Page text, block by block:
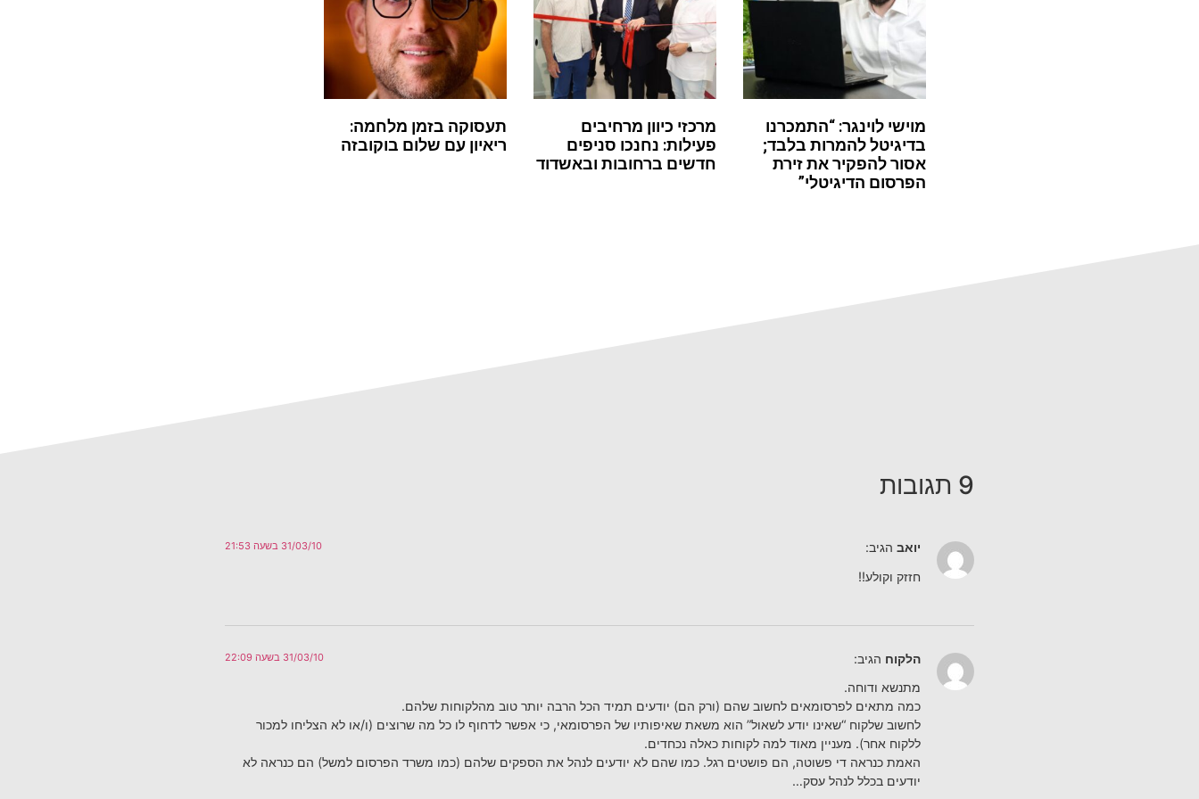
מוישי לוינגר: “התמכרנו
בדיגיטל להמרות בלבד;
אסור להפקיר את זירת
הפרסום הדיגיטלי”
מרכזי כיוון מרחיבים
פעילות: נחנכו סניפים
חדשים ברחובות ובאשדוד
תעסוקה בזמן מלחמה:
ריאיון עם שלום בוקובזה
9 תגובות
יואב הגיב: 31/03/10 בשעה 21:53
חזזק וקולע!!
הלקוח הגיב: 31/03/10 בשעה 22:09
מתנשא ודוחה.
כמה מתאים לפרסומאים לחשוב שהם (ורק הם) יודעים תמיד הכל הרבה יותר טוב מהלקוחות שלהם.
לחשוב שלקוח “שאינו יודע לשאול” הוא משאת שאיפותיו של הפרסומאי, כי אפשר לדחוף לו כל מה שרוצים (ו/או לא הצליחו למכור
ללקוח אחר). מעניין מאוד למה לקוחות כאלה נכחדים.
האמת כנראה די פשוטה, הם פושטים רגל. כמו שהם לא יודעים לנהל את הספקים שלהם (כמו משרד הפרסום למשל) הם כנראה לא
יודעים בכלל לנהל עסק…